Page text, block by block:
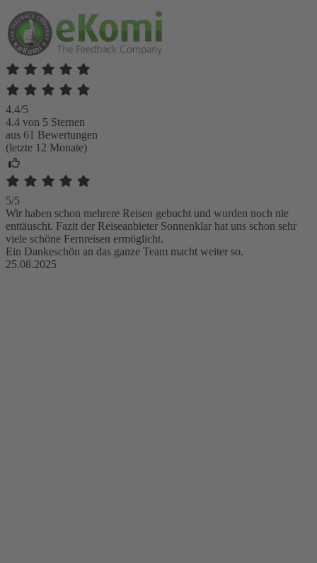
4.4/5
4.4 von 5 Sternen
aus 61 Bewertungen
(letzte 12 Monate)
5/5
Wir haben schon mehrere Reisen gebucht und wurden noch nie
enttäuscht. Fazit der Reiseanbieter Sonnenklar hat uns schon sehr
viele schöne Fernreisen ermöglicht.
Ein Dankeschön an das ganze Team macht weiter so.
25.08.2025